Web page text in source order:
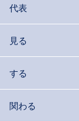
代表
見る
する
関わる